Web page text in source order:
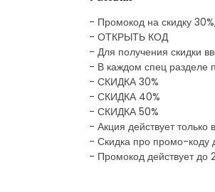
- Промокод на скидку
- ОТКРЫТЬ КОД
- Для получения скидки
- В каждом спец разделе
- СКИДКА 30%
- СКИДКА 40%
- СКИДКА 50%
- Акция действует
- Скидка про промо-коду
- Промокод действует до